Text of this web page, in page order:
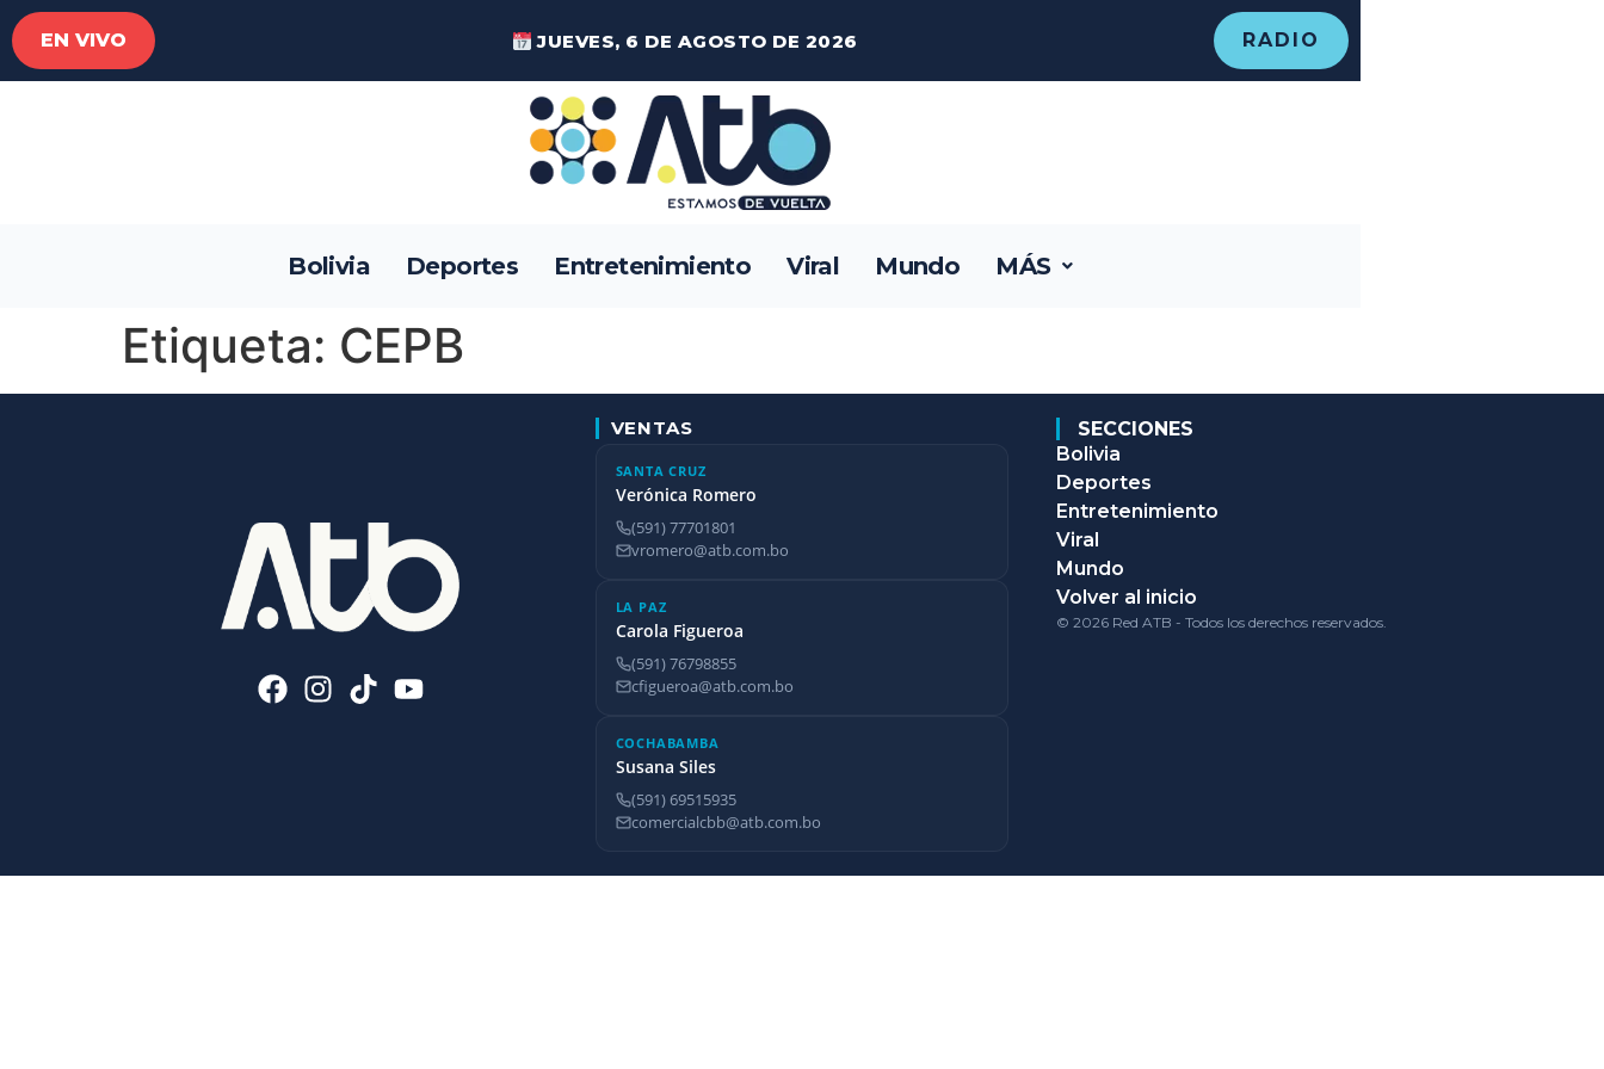
EN VIVO JUEVES, 6 DE AGOSTO DE 2026 RADIO
Bolivia Deportes Entretenimiento Viral Mundo MÁS
Etiqueta: CEPB
VENTAS
SANTA CRUZ
Verónica Romero
(591) 77701801
vromero@atb.com.bo
LA PAZ
Carola Figueroa
(591) 76798855
cfigueroa@atb.com.bo
COCHABAMBA
Susana Siles
(591) 69515935
comercialcbb@atb.com.bo
SECCIONES
Bolivia
Deportes
Entretenimiento
Viral
Mundo
Volver al inicio
© 2026 Red ATB - Todos los derechos reservados.